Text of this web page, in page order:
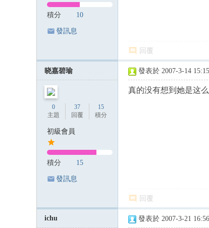
積分 10
發訊息
回覆
晓嘉碧瑜
0
主題
37
回覆
15
積分
初級會員
積分 15
發訊息
發表於 2007-3-14 15:15
真的没有想到她是这
回覆
ichu 發表於 2007-3-21 16:56